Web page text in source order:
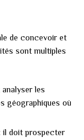
de concevoir et
sont multiples
les
géographiques où
il doit prospecter